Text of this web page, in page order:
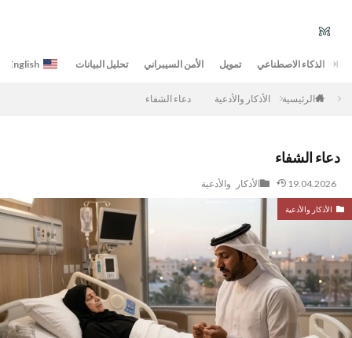
الذكاء الاصطناعي تمويل الأمن السيبراني تحليل البيانات English
الرئيسية الأذكار والأدعية دعاء الشفاء
دعاء الشفاء
19.04.2026 الأذكار والأدعية
الأذكار والأدعية